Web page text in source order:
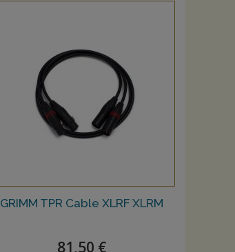
GRIMM TPR Cable XLRF XLRM
81,50 €